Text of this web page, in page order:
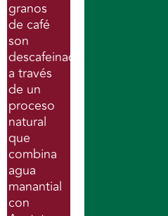
granos
de café
son
descafeinados
a través
de un
proceso
natural
que
combina
agua
manantial
con